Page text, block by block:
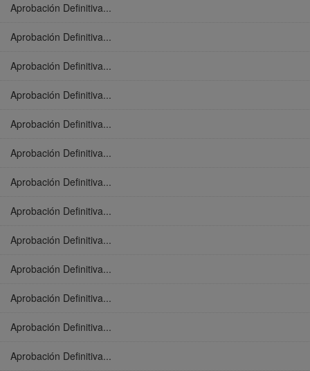
Aprobación Definitiva...
Aprobación Definitiva...
Aprobación Definitiva...
Aprobación Definitiva...
Aprobación Definitiva...
Aprobación Definitiva...
Aprobación Definitiva...
Aprobación Definitiva...
Aprobación Definitiva...
Aprobación Definitiva...
Aprobación Definitiva...
Aprobación Definitiva...
Aprobación Definitiva...